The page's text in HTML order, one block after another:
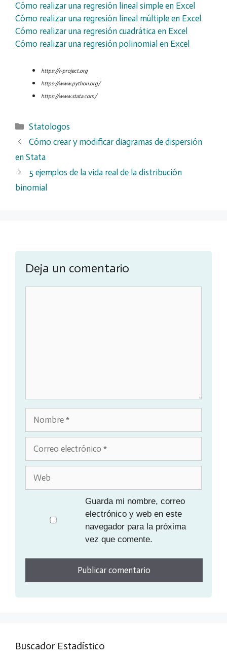
Cómo realizar una regresión lineal simple en Excel
Cómo realizar una regresión lineal múltiple en Excel
Cómo realizar una regresión cuadrática en Excel
Cómo realizar una regresión polinomial en Excel
https://r-project.org
https://www.python.org/
https://www.stata.com/
Categorías
Statologos
Cómo crear y modificar diagramas de dispersión
en Stata
5 ejemplos de la vida real de la distribución
binomial
Deja un comentario
Nombre
Guarda mi nombre, correo
electrónico y web en este
navegador para la próxima
vez que comente.
Buscador Estadístico